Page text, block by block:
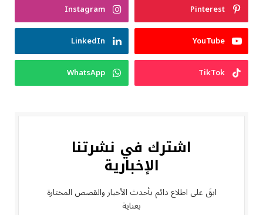
Pinterest
Instagram
YouTube
LinkedIn
TikTok
WhatsApp
اشترك في نشرتنا
الإخبارية
ابقَ على اطلاع دائم بأحدث الأخبار والقصص المختارة
بعناية